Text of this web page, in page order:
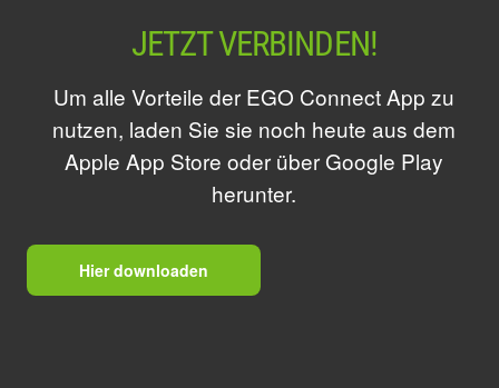
JETZT VERBINDEN!
Um alle Vorteile der EGO Connect App zu
nutzen, laden Sie sie noch heute aus dem
Apple App Store oder über Google Play
herunter.
Hier downloaden